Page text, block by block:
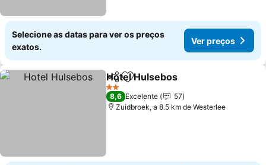
Selecione as datas para ver os preços
exatos.
Ver preços
PartilharAdicionar aos favoritos
Hotel Hulsebos
2 Estrelas
8,6 Excelente
57
Zuidbroek, a 8.5 km de Westerlee